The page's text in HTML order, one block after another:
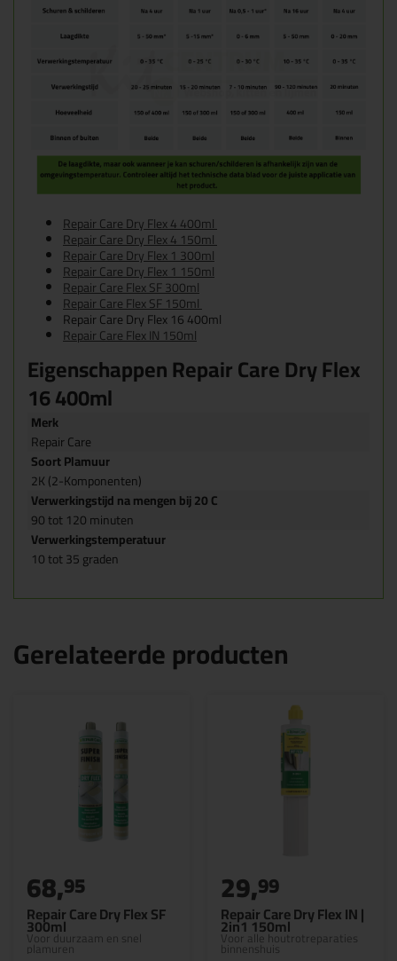
Repair Care Dry Flex 4 400ml
Repair Care Dry Flex 4 150ml
Repair Care Dry Flex 1 300ml
Repair Care Dry Flex 1 150ml
Repair Care Flex SF 300ml
Repair Care Flex SF 150ml
Repair Care Dry Flex 16 400ml
Repair Care Flex IN 150ml
Eigenschappen Repair Care Dry Flex
16 400ml
Merk
Repair Care
Soort Plamuur
2K (2-Komponenten)
Verwerkingstijd na mengen bij 20 C
90 tot 120 minuten
Verwerkingstemperatuur
10 tot 35 graden
Gerelateerde producten
Repair Care Dry Flex SF
300ml
Voor duurzaam en snel
plamuren
68,95
Repair Care Dry Flex IN |
2in1 150ml
Voor alle houtrotreparaties
binnenshuis
29,99